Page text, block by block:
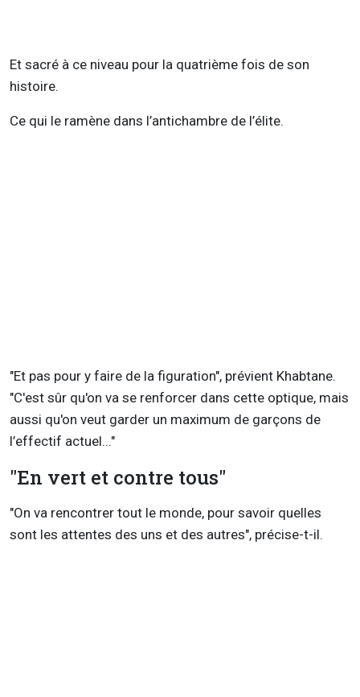
Et sacré à ce niveau pour la quatrième fois de son
histoire.
Ce qui le ramène dans l’antichambre de l’élite.
"Et pas pour y faire de la figuration", prévient Khabtane.
"C'est sûr qu'on va se renforcer dans cette optique, mais
aussi qu'on veut garder un maximum de garçons de
l’effectif actuel..."
"En vert et contre tous"
"On va rencontrer tout le monde, pour savoir quelles
sont les attentes des uns et des autres", précise-t-il.